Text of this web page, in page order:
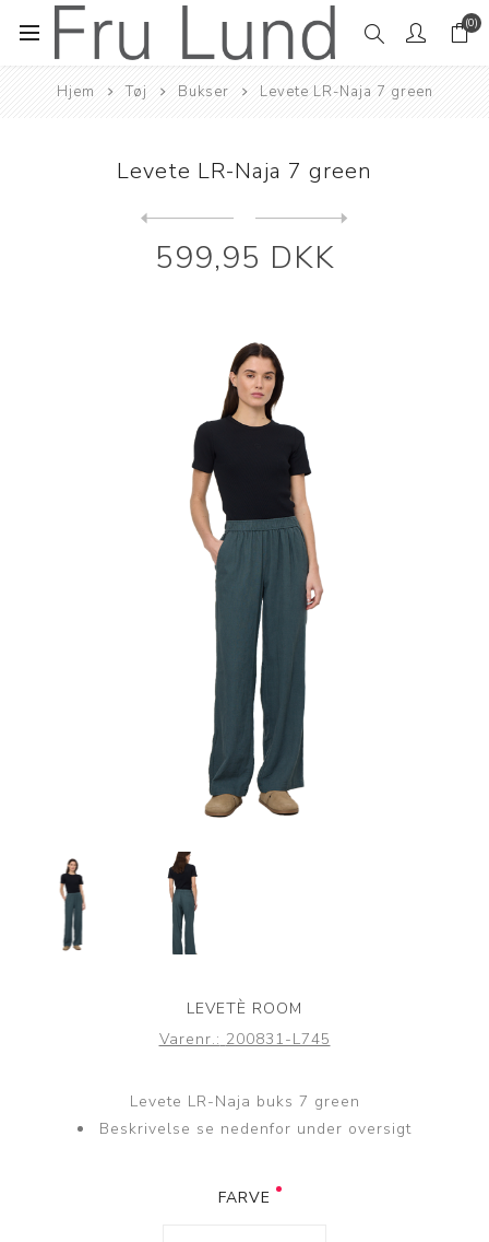
(0)
Hjem Tøj Bukser Levete LR-Naja 7 green
Levete LR-Naja 7 green
599,95 DKK
LEVETÈ ROOM
Varenr.: 200831-L745
Levete LR-Naja buks 7 green
Beskrivelse se nedenfor under oversigt
FARVE